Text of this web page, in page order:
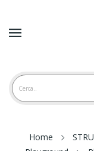
Home